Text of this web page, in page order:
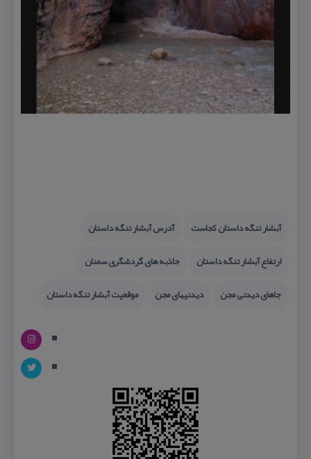
آبشار تنگه داستان كجاست
آدرس آبشار تنگه داستان
ارتفاع آبشار تنگه داستان
جاذبه های گردشگری سمنان
جاهای دیدنی مجن
دیدنیهای مجن موقعیت آبشار تنگه داستان